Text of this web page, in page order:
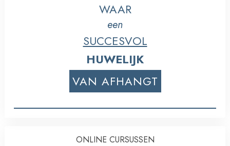
WAAR
een
SUCCESVOL
HUWELIJK
VAN AFHANGT
ONLINE CURSUSSEN